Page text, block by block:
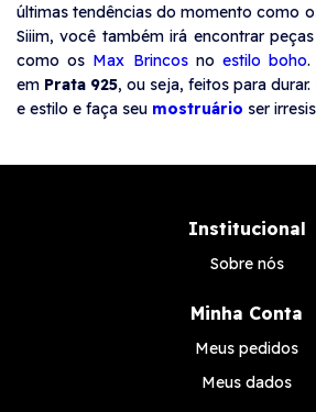
últimas tendências do momento como
Siiim, você também irá encontrar
como os Max Brincosnoestilo boho.
em Prata 925, ou seja, feitos para
e estilo e faça seu mostruário ser
Institucional
Sobre nós
Minha Conta
Meus pedidos
Meus dados